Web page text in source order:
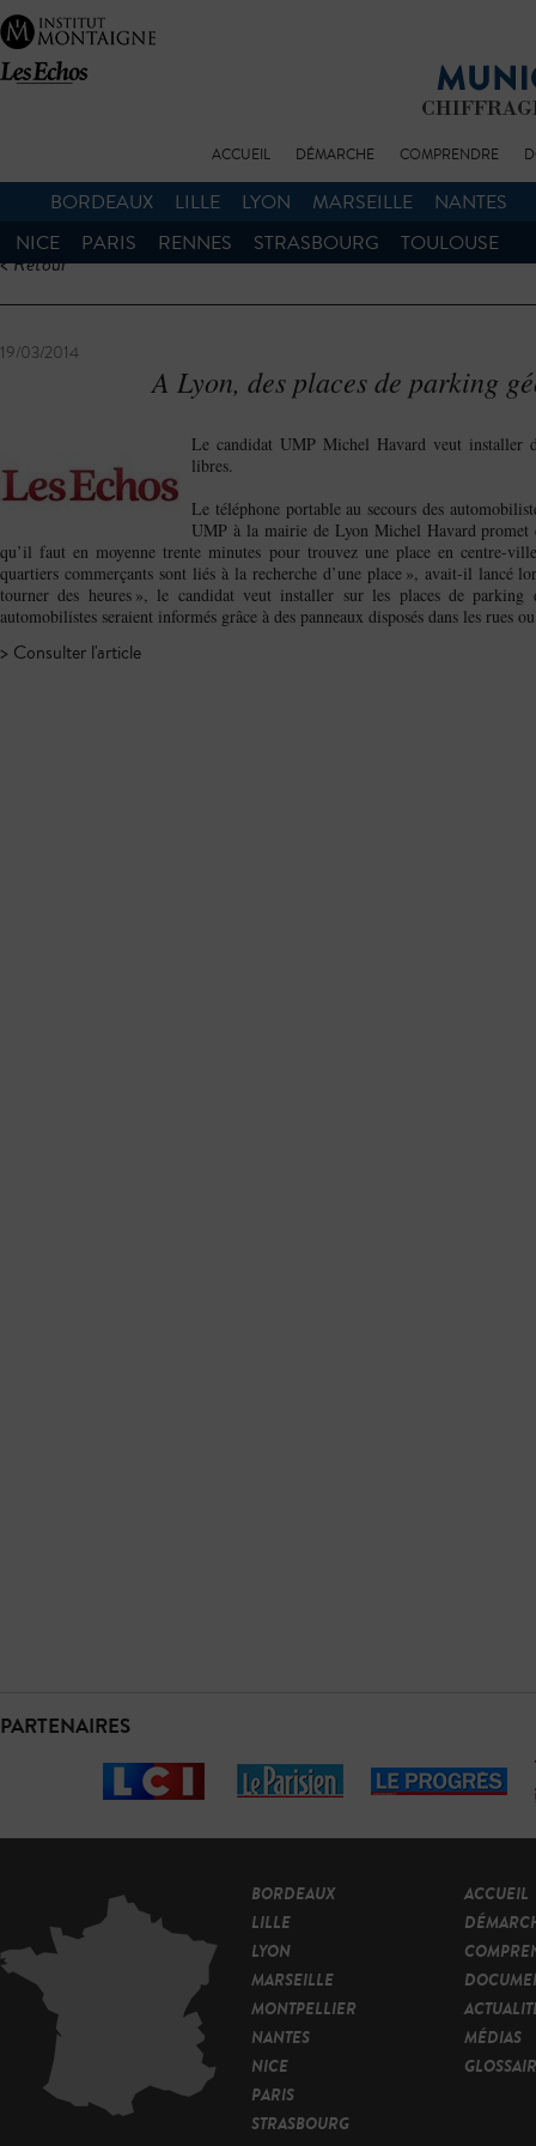
ACCUEIL DÉMARCHE COMPRENDRE
BORDEAUX LILLE LYON MARSEILLE
NANTES
NICE
PARIS RENNES STRASBOURG TOULOUSE
< Retour
19/03/2014
A Lyon, des places de parking
Le candidat UMP Michel Havard veut installer
libres.
Le téléphone portable au secours des
UMP à la mairie de Lyon Michel Havard promet
qu’il faut en moyenne trente minutes pour trouvez une place en centre-
quartiers commerçants sont liés à la recherche d’une place », avait-il lancé
tourner des heures », le candidat veut installer sur les places de
automobilistes seraient informés grâce à des panneaux disposés dans les rues
> Consulter l'article
PARTENAIRES
BORDEAUX
LILLE
LYON
MARSEILLE
MONTPELLIER
NANTES
NICE
PARIS
STRASBOURG
ACCUEIL
MÉDIAS